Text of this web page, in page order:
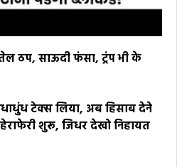
ठप, साऊदी फंसा, ट्रंप भी के
टेक्स लिया, अब हिसाब देने
शुरू, जिधर देखो निहायत